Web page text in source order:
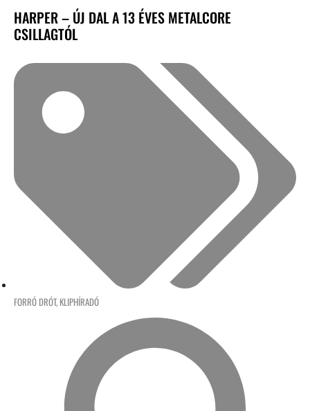
HARPER – ÚJ DAL A 13 ÉVES METALCORE
CSILLAGTÓL
FORRÓ DRÓT, KLIPHÍRADÓ